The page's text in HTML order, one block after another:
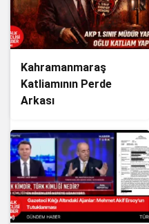
Kahramanmaraş
Katliamının Perde
Arkası